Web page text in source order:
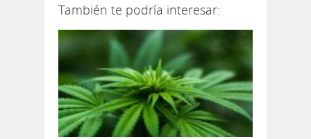
También te podría interesar: